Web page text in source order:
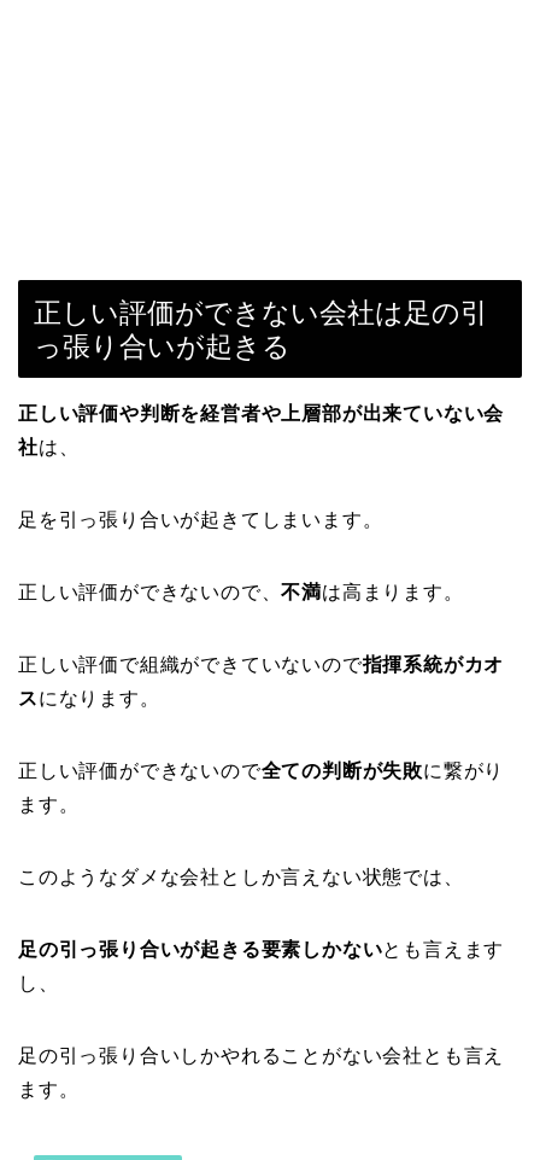
正しい評価ができない会社は足の引
っ張り合いが起きる
正しい評価や判断を経営者や上層部が出来ていない会
社は、
足を引っ張り合いが起きてしまいます。
正しい評価ができないので、不満は高まります。
正しい評価で組織ができていないので指揮系統がカオ
スになります。
正しい評価ができないので全ての判断が失敗に繋がり
ます。
このようなダメな会社としか言えない状態では、
足の引っ張り合いが起きる要素しかないとも言えます
し、
足の引っ張り合いしかやれることがない会社とも言え
ます。